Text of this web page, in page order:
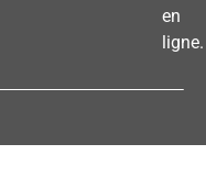
en
ligne.